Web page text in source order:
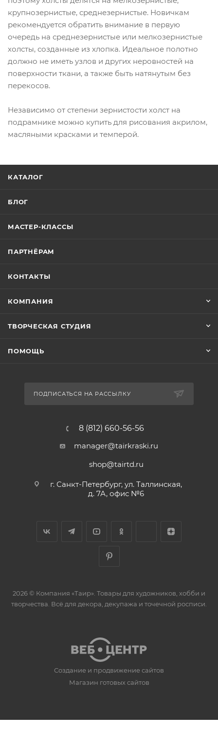
крупнозернистые, среднезернистые. Новичкам
рекомендуется обратить внимание в первую
очередь на среднезернистые или мелкозернистые
холсты, созданные из хлопка. Идеальное полотно
должно не иметь узлов и других неровностей на
поверхности ткани, а также быть натянутым без
перекосов.
Независимо от степени зернистости холст на
подрамнике можно купить для рисования акрилом,
масляными красками и темперой.
КАТАЛОГ
БЛОГ
МАСТЕР-КЛАССЫ
ПАРТНЁРАМ
КОНТАКТЫ
КОМПАНИЯ
ТВОРЧЕСКАЯ СТУДИЯ
ПОМОЩЬ
ПОДПИСАТЬСЯ НА РАССЫЛКУ
8 (812) 660-56-56
manager@tairkraski.ru
shop@tairtd.ru
г. Санкт-Петербург, ул. Таллинская,
д. 7А, офис №6
2026 © Компания «Таир». Товары для художников, хобби и
творчества. Всё для декора, декупажа и точечной росписи.
Создание и продвижение сайтов
Магазин готовых сайтов